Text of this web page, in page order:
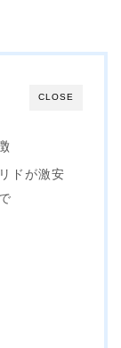
CLOSE
ドが激安